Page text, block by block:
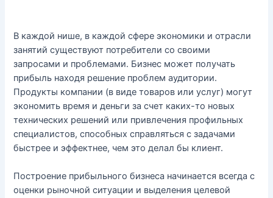
В каждой нише, в каждой сфере экономики и отрасли
занятий существуют потребители со своими
запросами и проблемами. Бизнес может получать
прибыль находя решение проблем аудитории.
Продукты компании (в виде товаров или услуг) могут
экономить время и деньги за счет каких-то новых
технических решений или привлечения профильных
специалистов, способных справляться с задачами
быстрее и эффектнее, чем это делал бы клиент.
Построение прибыльного бизнеса начинается всегда с
оценки рыночной ситуации и выделения целевой